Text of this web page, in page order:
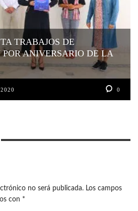
TRABAJOS DE
ANIVERSARIO DE LA
0
no será publicada. Los campos
con *